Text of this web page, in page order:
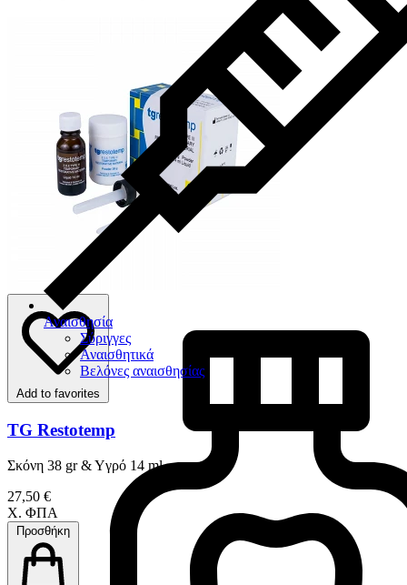
Αναισθησία
Σύριγγες
Αναισθητικά
Βελόνες αναισθησίας
Add to favorites
TG Restotemp
Σκόνη 38 gr & Yγρό 14 ml
27,50 €
Χ. ΦΠΑ
Προσθήκη